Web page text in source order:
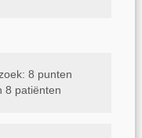
8 punten
8 patiënten